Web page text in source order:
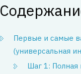
Первые и самые
(универсальная
Шаг 1: Полная